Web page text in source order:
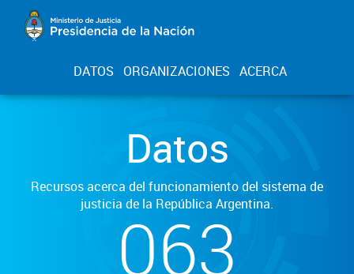
DATOS ORGANIZACIONES ACERCA
Datos
Recursos acerca del funcionamiento del sistema de
justicia de la República Argentina.
063